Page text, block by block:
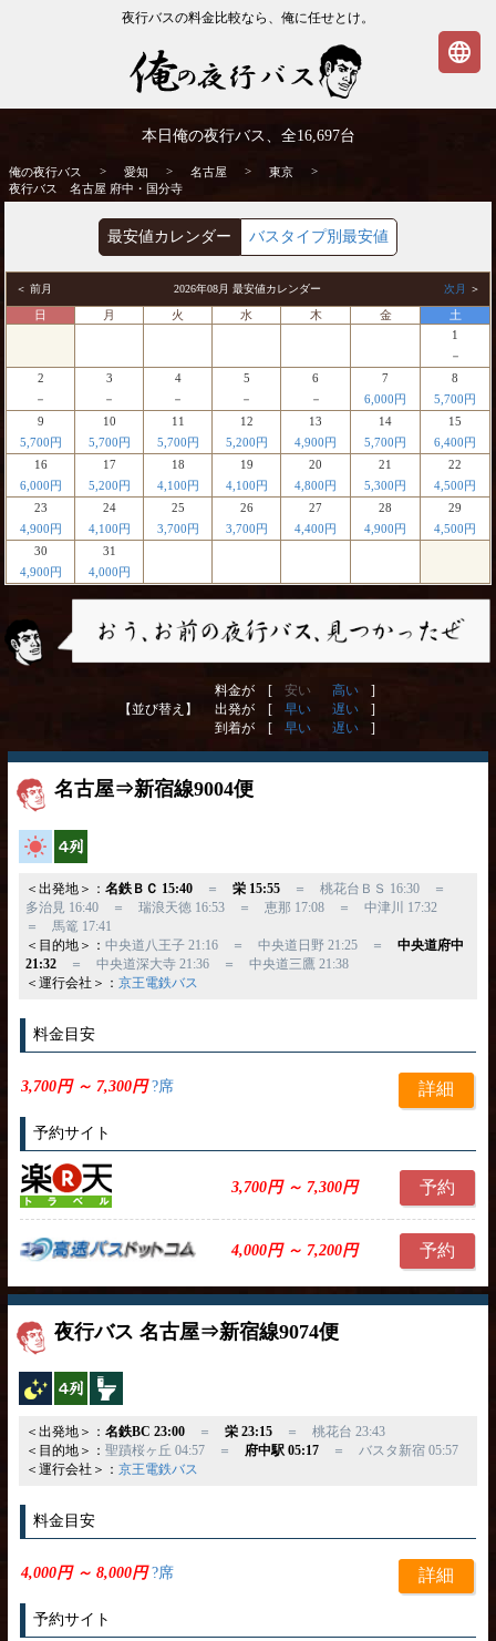
夜行バスの料金比較なら、俺に任せとけ。
速バス | 俺の夜行バス
本日俺の夜行バス、全16,697台
俺の夜行バス > 愛知 > 名古屋 > 東京
>
夜行バス 名古屋 府中・国分寺
最安値カレンダー バスタイプ別最安値
＜ 前月 2026年08月 最安値カレンダー 次月 ＞
日 月 火 水 木 金
土
1
－
2
－
3
－
4
－
5
－
6
－
7
6,000円
8
5,700円
9
5,700円
10
5,700円
11
5,700円
12
5,200円
13
4,900円
14
5,700円
15
6,400円
16
6,000円
17
5,200円
18
4,100円
19
4,100円
20
4,800円
21
5,300円
22
4,500円
23
4,900円
24
4,100円
25
3,700円
26
3,700円
27
4,400円
28
4,900円
29
4,500円
30
4,900円
31
4,000円
【並び替え】
料金が [ 安い 高い
]
出発が [
早い 遅い
]
到着が [
早い 遅い ]
名古屋⇒新宿線9004便
高速バス
＜出発地＞： 名鉄ＢＣ 15:40＝ 栄 15:55＝ 桃花台ＢＳ 16:30 ＝
多治見 16:40 ＝ 瑞浪天徳 16:53 ＝ 恵那 17:08 ＝ 中津川 17:32
＝ 馬篭 17:41
＜目的地＞： 中央道八王子 21:16 ＝ 中央道日野 21:25 ＝ 中央道府中
21:32＝ 中央道深大寺 21:36 ＝ 中央道三鷹 21:38
＜運行会社＞： 京王電鉄バス
料金目安
3,700円 ～ 7,300円?席 詳細
予約サイト
3,700円 ～ 7,300円 予約
4,000円 ～ 7,200円 予約
夜行バス 名古屋⇒新宿線9074便
夜行バス
横4列
＜出発地＞： 名鉄BC 23:00＝ 栄 23:15＝ 桃花台 23:43
＜目的地＞： 聖蹟桜ヶ丘 04:57 ＝ 府中駅 05:17＝ バスタ新宿 05:57
＜運行会社＞： 京王電鉄バス
料金目安
4,000円 ～ 8,000円?席 詳細
予約サイト
language